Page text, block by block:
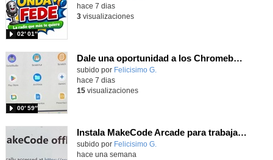
02′ 01″
hace 7 dias
3visualizaciones
Dale una oportunidad a los Chromebooks y utiliza un proyector para realizar talleres si no tienes pantallas táctiles
Contenido educativo.
subido por Felicisimo G.
00′ 59″
hace 7 dias
15visualizaciones
Instala MakeCode Arcade para trabajar offline en tu tablet, ordenador, Chromebook
Contenido educativo.
subido por Felicisimo G.
hace una semana